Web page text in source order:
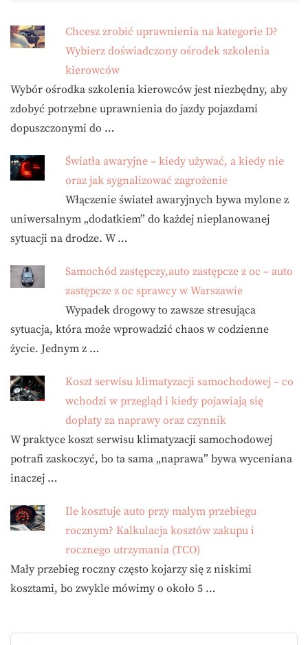
Chcesz zrobić uprawnienia na kategorie D?
Wybierz doświadczony ośrodek szkolenia
kierowców
Wybór ośrodka szkolenia kierowców jest niezbędny, aby
zdobyć potrzebne uprawnienia do jazdy pojazdami
dopuszczonymi do …
Światła awaryjne – kiedy używać, a kiedy nie
oraz jak sygnalizować zagrożenie
Włączenie świateł awaryjnych bywa mylone z
uniwersalnym „dodatkiem” do każdej nieplanowanej
sytuacji na drodze. W …
Samochód zastępczy,auto zastępcze z oc – auto
zastępcze z oc sprawcy w Warszawie
Wypadek drogowy to zawsze stresująca
sytuacja, która może wprowadzić chaos w codzienne
życie. Jednym z …
Koszt serwisu klimatyzacji samochodowej – co
wchodzi w przegląd i kiedy pojawiają się
dopłaty za naprawy oraz czynnik
W praktyce koszt serwisu klimatyzacji samochodowej
potrafi zaskoczyć, bo ta sama „naprawa” bywa wyceniana
inaczej …
Ile kosztuje auto przy małym przebiegu
rocznym? Kalkulacja kosztów zakupu i
rocznego utrzymania (TCO)
Mały przebieg roczny często kojarzy się z niskimi
kosztami, bo zwykle mówimy o około 5 …